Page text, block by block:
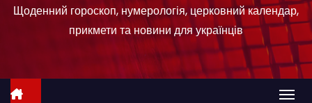
е
Щоденний гороскоп, нумерологія, церковний календар,
прикмети та новини для українців